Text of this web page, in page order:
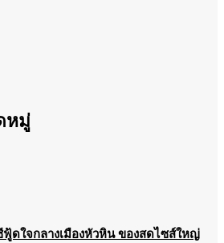
หมู่
ดใจกลางเมืองหัวหิน ของสดไซส์ใหญ่